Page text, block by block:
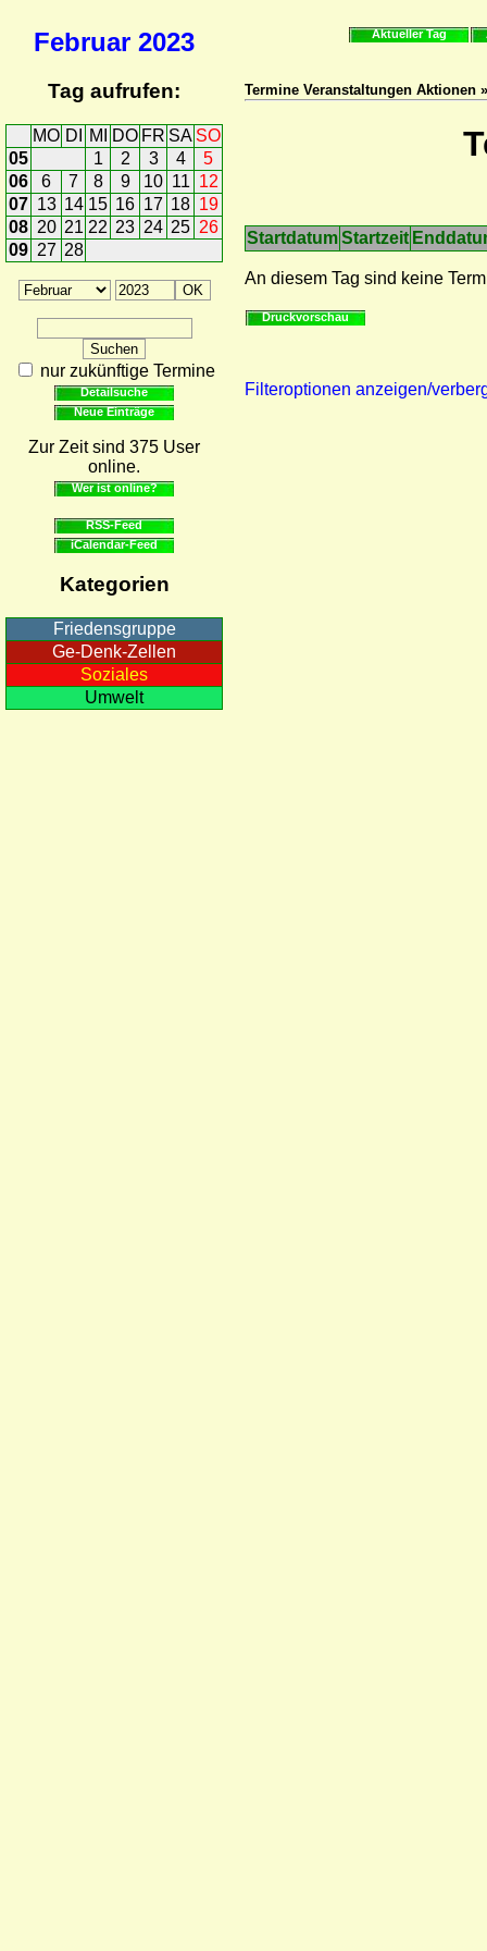
Februar 2023
Tag aufrufen:
MO DI MI DO FR SA SO
05
1 2 3 4
5
06
6 7 8 9 10 11 12
07 13 14 15 16 17 18 19
08 20 21 22 23 24 25 26
09 27 28
nur zukünftige Termine
Detailsuche
Neue Einträge
Zur Zeit sind 375 User
online.
Wer ist online?
RSS-Feed
iCalendar-Feed
Kategorien
Friedensgruppe
Ge-Denk-Zellen
Soziales
Umwelt
Aktueller Tag
Termine Veranstaltungen Aktionen
StartdatumStartzeit
An diesem Tag sind keine
Druckvorschau
Filteroptionen anzeigen/